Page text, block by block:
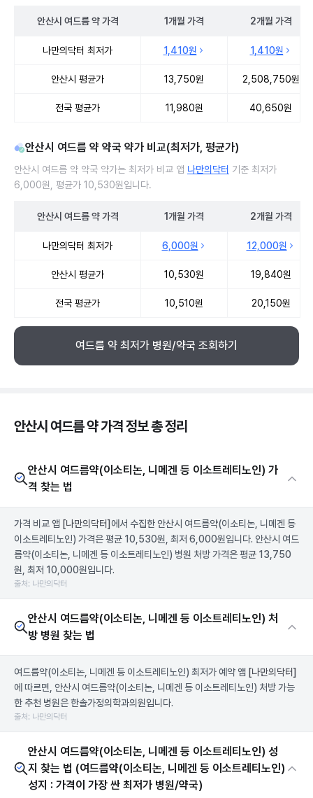
안산시 여드름 약가격 1개월 가격 2개월 가격
나만의닥터 최저가 1,410원 1,410원
안산시 평균가 13,750원 2,508,750원
전국 평균가 11,980원 40,650원
안산시 여드름 약 약국 약가 비교(최저가, 평균가)
안산시 여드름 약 약국 약가는 최저가 비교 앱 나만의닥터 기준 최저가
6,000원, 평균가 10,530원입니다.
안산시 여드름 약가격 1개월 가격 2개월 가격
나만의닥터 최저가 6,000원 12,000원
안산시 평균가 10,530원 19,840원
전국 평균가 10,510원 20,150원
여드름 약 최저가 병원/약국 조회하기
안산시 여드름 약 가격 정보 총 정리
안산시 여드름약(이소티논, 니메겐 등 이소트레티노인) 가
격 찾는 법
가격 비교 앱 [나만의닥터] 에서 수집한 안산시 여드름약(이소티논, 니메겐 등
이소트레티노인) 가격은 평균 10,530원, 최저 6,000원입니다. 안산시 여드
름약(이소티논, 니메겐 등 이소트레티노인) 병원 처방 가격은 평균 13,750
원, 최저 10,000원입니다.
출처: 나만의닥터
안산시 여드름약(이소티논, 니메겐 등 이소트레티노인) 처
방 병원 찾는 법
여드름약(이소티논, 니메겐 등 이소트레티노인) 최저가 예약 앱 [나만의닥터]
에 따르면, 안산시 여드름약(이소티논, 니메겐 등 이소트레티노인) 처방 가능
한 추천 병원은 한솔가정의학과의원입니다.
출처: 나만의닥터
안산시 여드름약(이소티논, 니메겐 등 이소트레티노인) 성
지 찾는 법 (여드름약(이소티논, 니메겐 등 이소트레티노인)
성지 : 가격이 가장 싼 최저가 병원/약국)